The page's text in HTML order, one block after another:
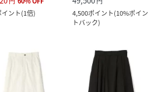
ント(1倍)
4,500ポイント(10%ポイン
トバック)